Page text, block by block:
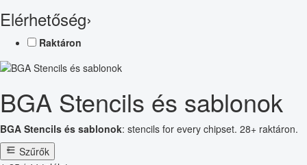
Elérhetőség›
Raktáron
BGA Stencils és sablonok
BGA Stencils és sablonok: stencils for every chipset. 28+ raktáron.
Szűrők